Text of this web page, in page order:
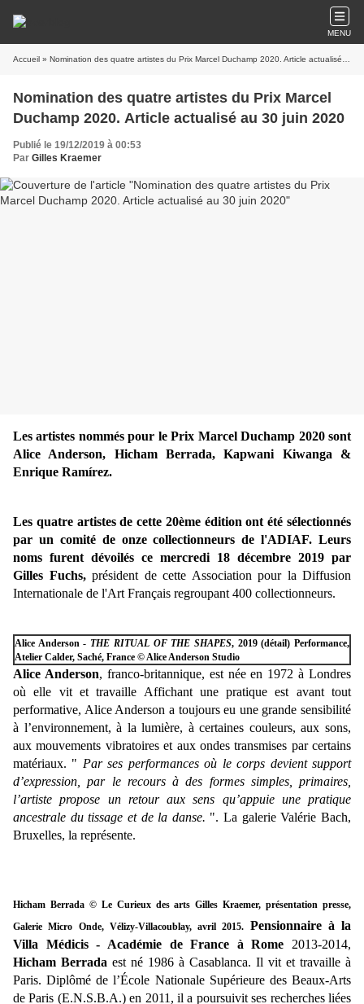
MENU
Accueil » Nomination des quatre artistes du Prix Marcel Duchamp 2020. Article actualisé au 30 juin 2020
Nomination des quatre artistes du Prix Marcel
Duchamp 2020. Article actualisé au 30 juin 2020
Publié le 19/12/2019 à 00:53
Par Gilles Kraemer
Les artistes nommés pour le Prix Marcel Duchamp 2020 sont
Alice Anderson, Hicham Berrada, Kapwani Kiwanga &
Enrique Ramírez.
Les quatre artistes de cette 20ème édition ont été sélectionnés
par un comité de onze collectionneurs de l'ADIAF. Leurs
noms furent dévoilés ce mercredi 18 décembre 2019 par
Gilles Fuchs,président de cette Association pour la Diffusion
Internationale de l'Art Français regroupant 400 collectionneurs.
Alice Anderson - THE RITUAL OF THE SHAPES, 2019 (détail) Performance,
Atelier Calder, Saché, France © Alice Anderson Studio
Alice Anderson, franco-britannique, est née en 1972 à Londres
où elle vit et travaille Affichant une pratique est avant tout
performative, Alice Anderson a toujours eu une grande sensibilité
à l’environnement, à la lumière, à certaines couleurs, aux sons,
aux mouvements vibratoires et aux ondes transmises par certains
matériaux. " Par ses performances où le corps devient support
d’expression, par le recours à des formes simples, primaires,
l’artiste propose un retour aux sens qu’appuie une pratique
ancestrale du tissage et de la danse. ". La galerie Valérie Bach,
Bruxelles, la représente.
Hicham Berrada © Le Curieux des arts Gilles Kraemer, présentation presse,
Galerie Micro Onde, Vélizy-Villacoublay, avril 2015. Pensionnaire à la
Villa Médicis - Académie de France à Rome
Hicham Berrada est né 1986 à Casablanca. Il vit et travaille à
Paris. Diplômé de l’École Nationale Supérieure des Beaux-Arts
de Paris (E.N.S.B.A.) en 2011, il a poursuivit ses recherches liées